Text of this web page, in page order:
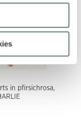
in pfirsichrosa,